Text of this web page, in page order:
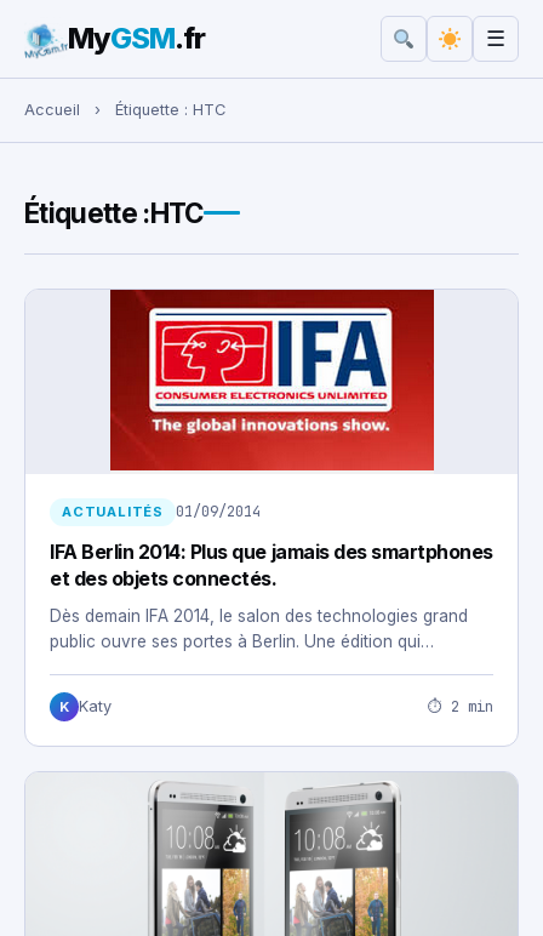
Rechercher :
MyGSM.fr ☰
Accueil › Étiquette : HTC
Étiquette :HTC
ACTUALITÉS 01/09/2014
IFA Berlin 2014: Plus que jamais des smartphones
et des objets connectés.
Dès demain IFA 2014, le salon des technologies grand
public ouvre ses portes à Berlin. Une édition qui…
K Katy ⏱ 2 min